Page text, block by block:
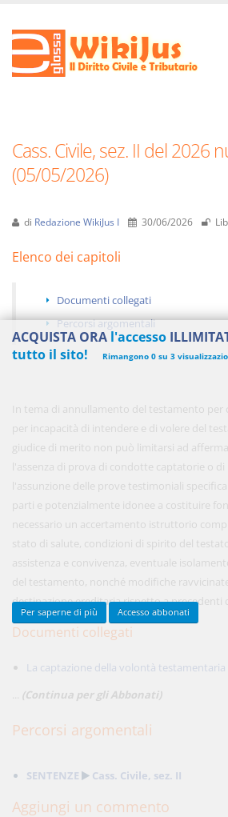
Cass. Civile, sez. II del 2026
(05/05/2026)
di Redazione WikiJus I 30/06/2026
Elenco dei capitoli
Documenti collegati
Percorsi argomentali
In tema di annullamento del testamento per
per incapacità di intendere e di volere del
giudice di merito non può limitarsi ad
l'assenza di prova di condotte captatorie o
l'assunzione delle prove testimoniali
parti e potenzialmente idonee a costituire
necessario un accertamento istruttorio
stato di salute, condizioni di spirito del
assistenza e convivenza, eventuale
del testamento, nonché modifiche
destinazione ereditaria rispetto a precedenti
Documenti collegati
La captazione della volontà testamentaria
(Continua per gli Abbonati)
Percorsi argomentali
SENTENZE Cass. Civile, sez. II
Aggiungi un commento
ACQUISTA ORA l'accesso
tutto il sito!
Rimangono 0 su 3
450,00 € ANNUALI
anziché risparmi
Acquista ora
Acquista ora
Per saperne di più Accesso abbonati